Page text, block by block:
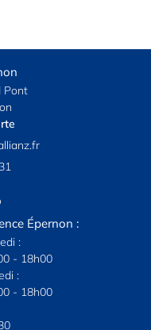
Pont
Épernon :
:
- 18h00
:
- 18h00